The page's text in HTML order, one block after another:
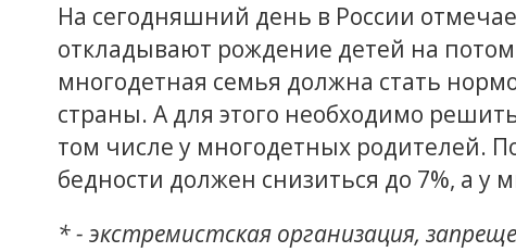
На сегодняшний день в России
откладывают рождение детей на
многодетная семья должна стать
страны. А для этого необходимо
том числе у многодетных родителей.
бедности должен снизиться до 7%, а у
* - экстремистская организация,